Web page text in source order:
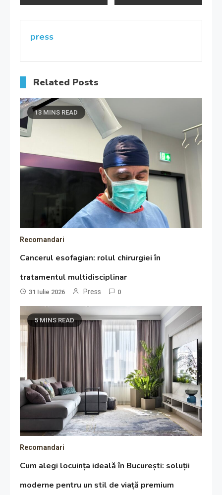
în
articole
press
Related Posts
13 MINS READ
Recomandari
Cancerul esofagian: rolul chirurgiei în
tratamentul multidisciplinar
31 Iulie 2026 Press 0
5 MINS READ
Recomandari
Cum alegi locuința ideală în București: soluții
moderne pentru un stil de viață premium